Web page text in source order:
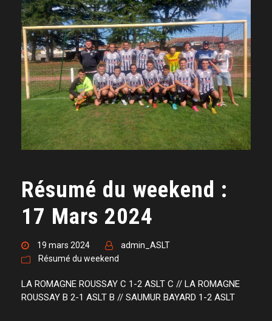
Résumé du weekend :
17 Mars 2024
19 mars 2024
admin_ASLT
Résumé du weekend
LA ROMAGNE ROUSSAY C 1-2 ASLT C // LA ROMAGNE
ROUSSAY B 2-1 ASLT B // SAUMUR BAYARD 1-2 ASLT